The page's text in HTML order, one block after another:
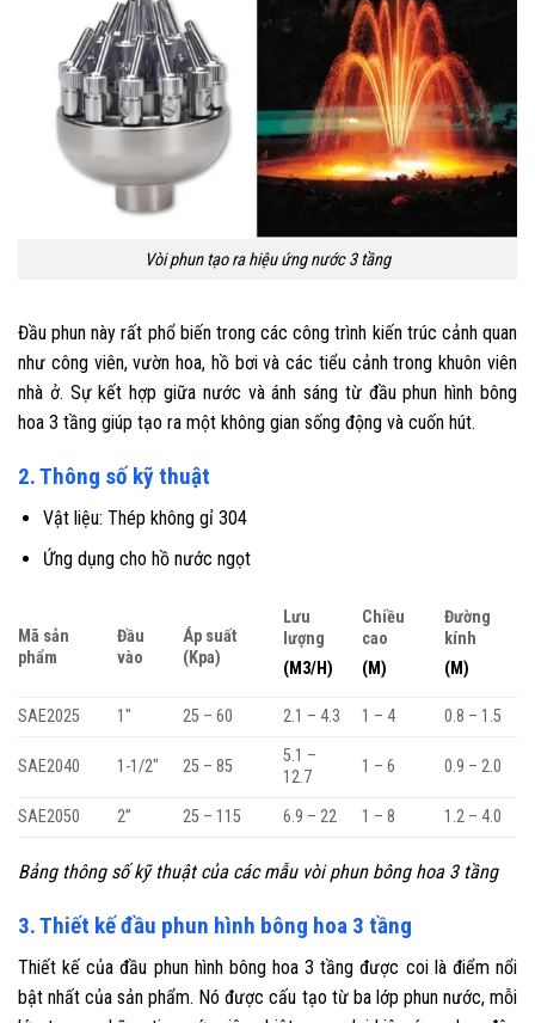
Vòi phun tạo ra hiệu ứng nước 3 tầng
Đầu phun này rất phổ biến trong các công trình kiến trúc cảnh quan
như công viên, vườn hoa, hồ bơi và các tiểu cảnh trong khuôn viên
nhà ở. Sự kết hợp giữa nước và ánh sáng từ đầu phun hình bông
hoa 3 tầng giúp tạo ra một không gian sống động và cuốn hút.
2. Thông số kỹ thuật
Vật liệu: Thép không gỉ 304
Ứng dụng cho hồ nước ngọt
Mã sản
phẩm
Đầu
vào
Áp suất
(Kpa)
Lưu
lượng
(M3/H)
Chiều
cao
(M)
Đường
kính
(M)
SAE2025 1″ 25 – 60 2.1 – 4.3 1 – 4 0.8 – 1.5
SAE2040 1-1/2″ 25 – 85
5.1 –
12.7
1 – 6 0.9 – 2.0
SAE2050 2” 25 – 115 6.9 – 22 1 – 8 1.2 – 4.0
Bảng thông số kỹ thuật của các mẫu vòi phun bông hoa 3 tầng
3. Thiết kế đầu phun hình bông hoa 3 tầng
Thiết kế của đầu phun hình bông hoa 3 tầng được coi là điểm nổi
bật nhất của sản phẩm. Nó được cấu tạo từ ba lớp phun nước, mỗi